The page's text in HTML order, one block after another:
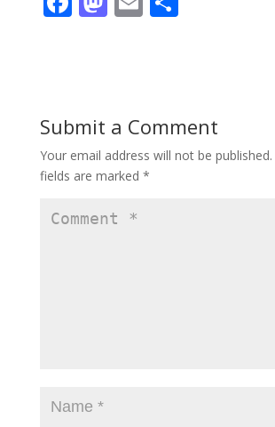
o
o
k
o
n
Submit a Comment
Your email address will not be published.
fields are marked *